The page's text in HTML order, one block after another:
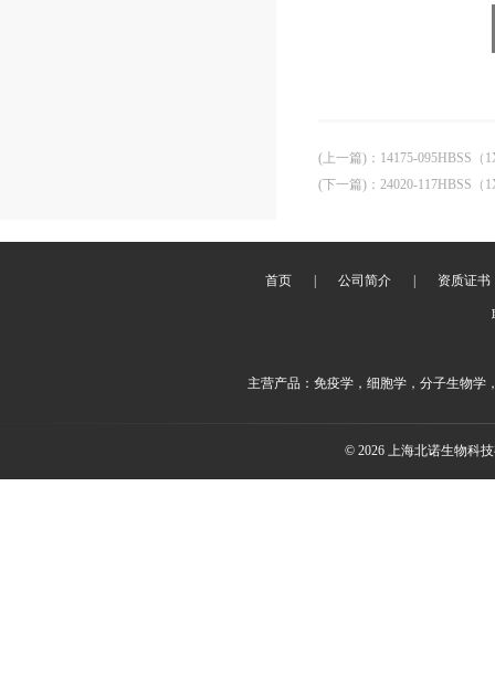
(上一篇) ： 14175-095HBSS（
(下一篇) ： 24020-117HBSS（
首页 公司简介 资质证书
主营产品：免疫学，细胞学，分子生物学
© 2026 上海北诺生物科